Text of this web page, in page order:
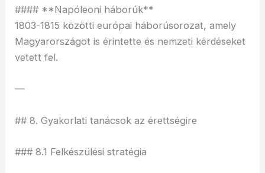
#### **Napóleoni háborúk**
1803-1815 közötti európai háborúsorozat, amely
Magyarországot is érintette és nemzeti kérdéseket
vetett fel.
—
## 8. Gyakorlati tanácsok az érettségire
### 8.1 Felkészülési stratégia